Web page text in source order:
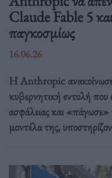
Claude Fable 5
παγκοσμίως
16.06.26
Η Anthropic
κυβερνητική εντολή που
ασφάλειας και
μοντέλα της,